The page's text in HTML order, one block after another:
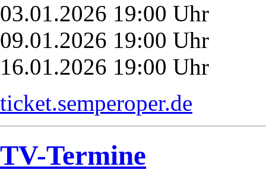
03.01.2026 19:00 Uhr
09.01.2026 19:00 Uhr
16.01.2026 19:00 Uhr
ticket.semperoper.de
TV-Termine